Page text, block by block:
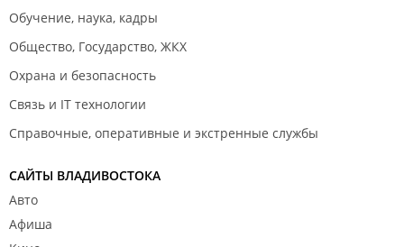
Обучение, наука, кадры
Общество, Государство, ЖКХ
Охрана и безопасность
Связь и IT технологии
Справочные, оперативные и экстренные службы
САЙТЫ ВЛАДИВОСТОКА
Авто
Афиша